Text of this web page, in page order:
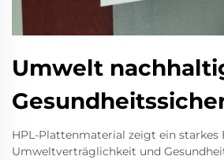
Umwelt
HPL-Plattenmaterial zeigt ein starkes
Umweltverträglichkeit und